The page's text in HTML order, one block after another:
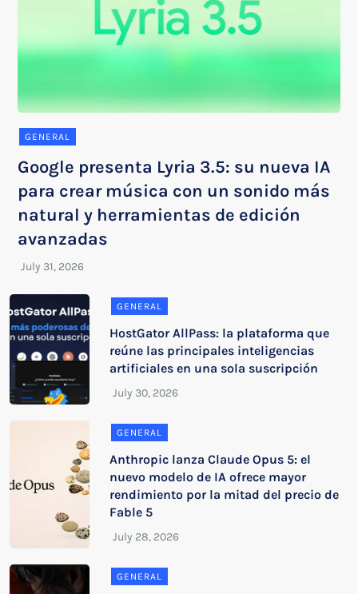
GENERAL
Google presenta Lyria 3.5: su nueva IA
para crear música con un sonido más
natural y herramientas de edición
avanzadas
GENERAL
HostGator AllPass: la plataforma que
reúne las principales inteligencias
artificiales en una sola suscripción
GENERAL
Anthropic lanza Claude Opus 5: el
nuevo modelo de IA ofrece mayor
rendimiento por la mitad del precio de
Fable 5
GENERAL